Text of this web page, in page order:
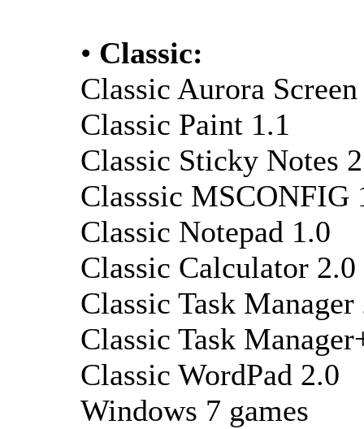
• Classic:
Classic Aurora
Classic Paint 1.1
Classic Sticky Notes
Classsic MSCONFIG
Classic Notepad 1.0
Classic Calculator 2.0
Classic Task Manager
Classic Task
Classic WordPad 2.0
Windows 7 games